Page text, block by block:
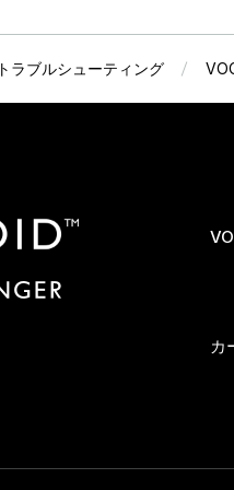
トラブルシューティング
カ